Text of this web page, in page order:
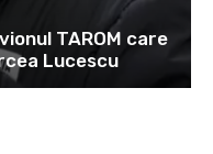
TAROM care
Lucescu